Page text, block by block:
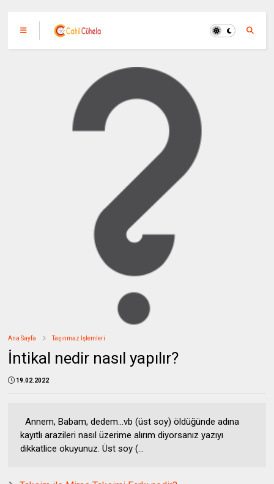
Ana Sayfa Taşınmaz İşlemleri
İntikal nedir nasıl yapılır?
19.02.2022
Annem, Babam, dedem...vb (üst soy) öldüğünde adına
kayıtlı arazileri nasıl üzerime alırım diyorsanız yazıyı
dikkatlice okuyunuz. Üst soy (...